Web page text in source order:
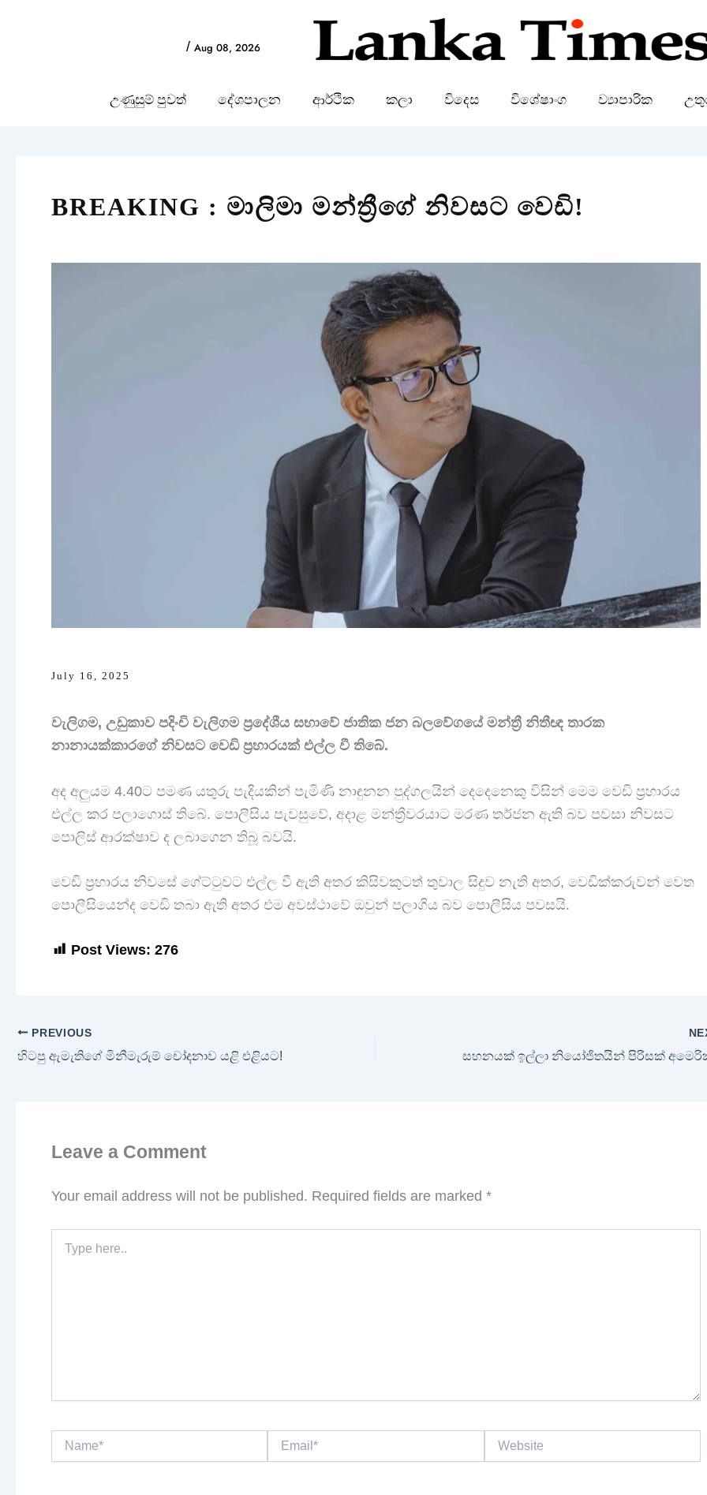
/ Aug 08, 2026
උණුසුම් පුවත් දේශපාලන ආර්ථික කලා විදෙස විශේෂාංග ව්‍යාපාරික
BREAKING : මාලිමා මන්ත්‍රීගේ නිවසට වෙඩි!
July 16, 2025
වැලිගම, උඩුකාව පදිංචි වැලිගම ප්‍රදේශීය සභාවේ ජාතික ජන බලවේගයේ මන්ත්‍රී නිතීඥ තාරක
නානායක්කාරගේ නිවසට වෙඩි ප්‍රහාරයක් එල්ල වී තිබේ.
අද අලුයම 4.40ට පමණ යතුරු පැදියකින් පැමිණි නාඳුනන පුද්ගලයින් දෙදෙනෙකු විසින් මෙම වෙඩි ප්‍රහාරය
එල්ල කර පලාගොස් තිබේ. පොලීසිය පැවසුවේ, අදාළ මන්ත්‍රීවරයාට මරණ තර්ජන ඇති බව පවසා නිවසට
පොලිස් ආරක්ෂාව ද ලබාගෙන තිබූ බවයි.
වෙඩි ප්‍රහාරය නිවසේ ගේට්ටුවට එල්ල වී ඇති අතර කිසිවකුටත් තුවාල සිදුව නැති අතර, වෙඩික්කරුවන් වෙත
පොලීසියෙන්ද වෙඩි තබා ඇති අතර එම අවස්ථාවේ ඔවුන් පලාගිය බව පොලීසිය පවසයි.
Post Views: 276
PREVIOUS
හිටපු ඇමැතිගේ මිනීමැරුම් චෝදනාව යළි එළියට!
Leave a Comment
Your email address will not be published. Required fields are marked *
here..